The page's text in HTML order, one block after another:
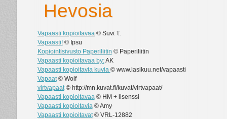
Hevosia
Vapaasti kopioitavaa© Suvi T.
Vapaasti!© Ipsu
Kopiointisivusto Paperiliitin © Paperiliitin
Vapaasti kopioitavaa by:AK
Vapaasti kopioitavia kuvia © www.lasikuu.net/vapaasti
Vapaat© Wolf
virtvapaat© http://mn.kuvat.fi/kuvat/virtvapaat/
Vapaasti kopioitavaa© HM + lisenssi
Vapaasti kopioitavia© Amy
Vapaasti kopioitavat© VRL-12882